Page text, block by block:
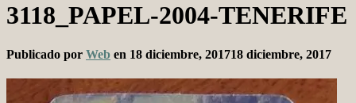
3118_PAPEL-2004-TENERIFE
Publicado por Web en 18 diciembre, 201718 diciembre, 2017